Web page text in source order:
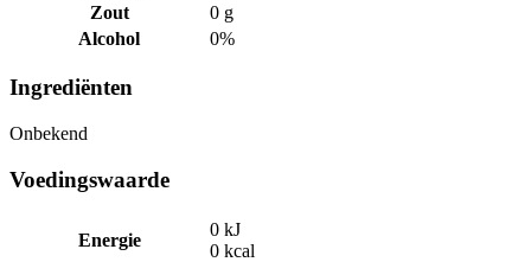
Zout
0 g
Alcohol
0%
Ingrediënten
Onbekend
Voedingswaarde
Energie
0 kJ
0 kcal